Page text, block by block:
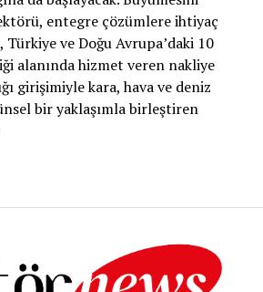
entegre çözümlere ihtiyaç
ve Doğu Avrupa’daki 10
alanında hizmet veren nakliye
girişimiyle kara, hava ve deniz
bir yaklaşımla birleştiren